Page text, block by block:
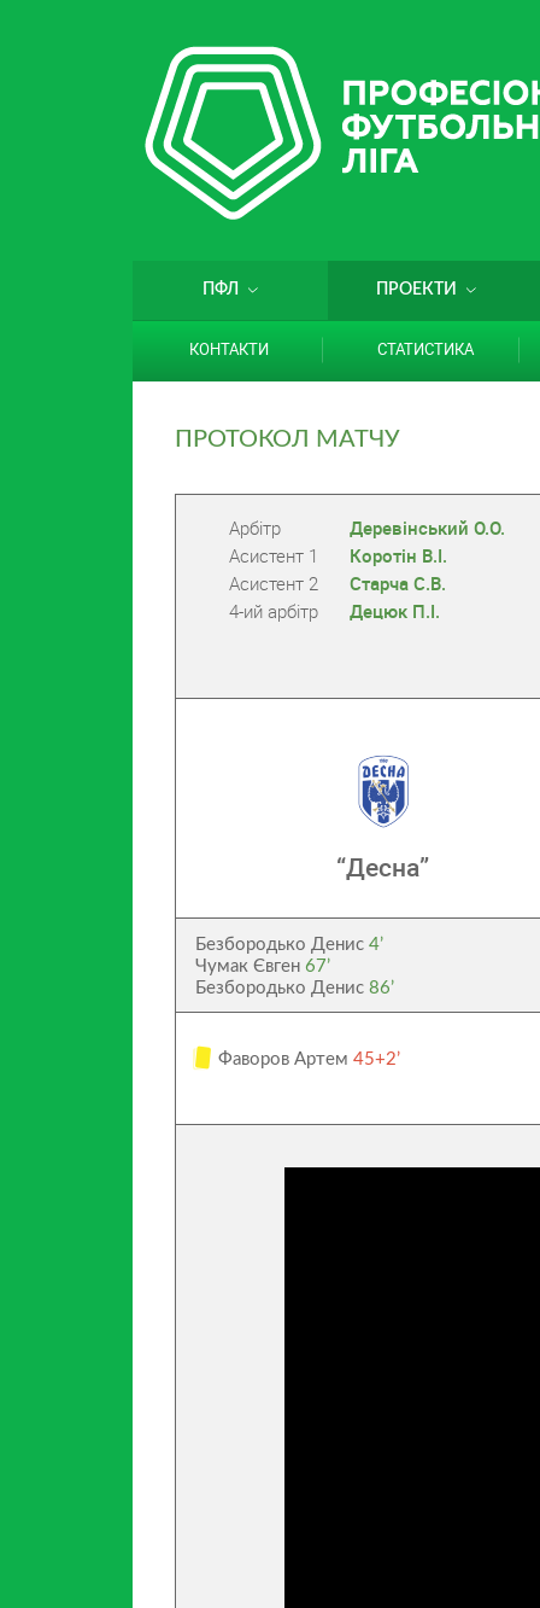
ПФЛ ПРОЕКТИ
КОНТАКТИ СТАТИСТИКА
ПРОТОКОЛ МАТЧУ
Арбітр
Деревінський О.О.
Асистент 1
Коротін В.І.
Асистент 2
Старча С.В.
4-ий арбітр
Децюк П.І.
“Десна”
Безбородько Денис4’
Чумак Євген67’
Безбородько Денис86’
Фаворов Артем 45+2’